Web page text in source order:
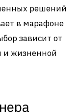
решений
в марафоне
зависит от
и жизненной